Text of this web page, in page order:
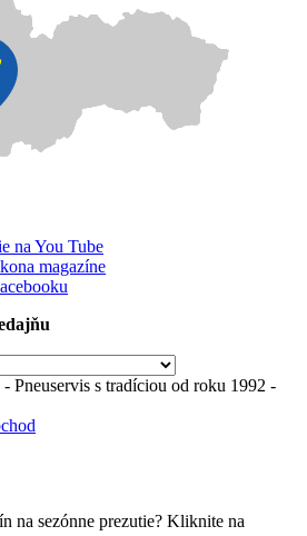
Pneuservis s tradíciou od roku 1992 -
na sezónne prezutie? Kliknite na